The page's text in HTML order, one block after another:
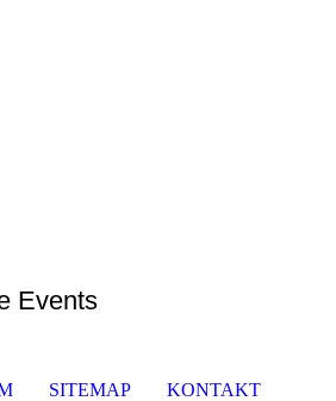
Events
SITEMAP KONTAKT